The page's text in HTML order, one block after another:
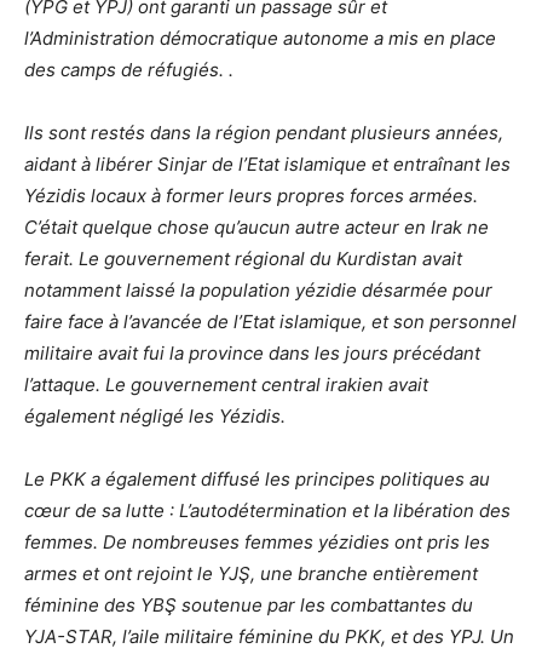
(YPG et YPJ) ont garanti un passage sûr et
l’Administration démocratique autonome a mis en place
des camps de réfugiés. .
Ils sont restés dans la région pendant plusieurs années,
aidant à libérer Sinjar de l’Etat islamique et entraînant les
Yézidis locaux à former leurs propres forces armées.
C’était quelque chose qu’aucun autre acteur en Irak ne
ferait. Le gouvernement régional du Kurdistan avait
notamment laissé la population yézidie désarmée pour
faire face à l’avancée de l’Etat islamique, et son personnel
militaire avait fui la province dans les jours précédant
l’attaque. Le gouvernement central irakien avait
également négligé les Yézidis.
Le PKK a également diffusé les principes politiques au
cœur de sa lutte : L’autodétermination et la libération des
femmes. De nombreuses femmes yézidies ont pris les
armes et ont rejoint le YJŞ, une branche entièrement
féminine des YBŞ soutenue par les combattantes du
YJA-STAR, l’aile militaire féminine du PKK, et des YPJ. Un